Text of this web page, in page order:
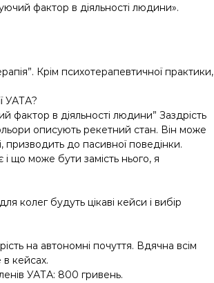
фактор в діяльності людини».
Крім психотерапевтичної практики,
УАТА?
фактор в діяльності людини” Заздрість
описують рекетний стан. Він може
призводить до пасивної поведінки.
що може бути замість нього, я
будуть цікаві кейси і вибір
на автономні почуття. Вдячна всім
кейсах.
УАТА: 800 гривень.